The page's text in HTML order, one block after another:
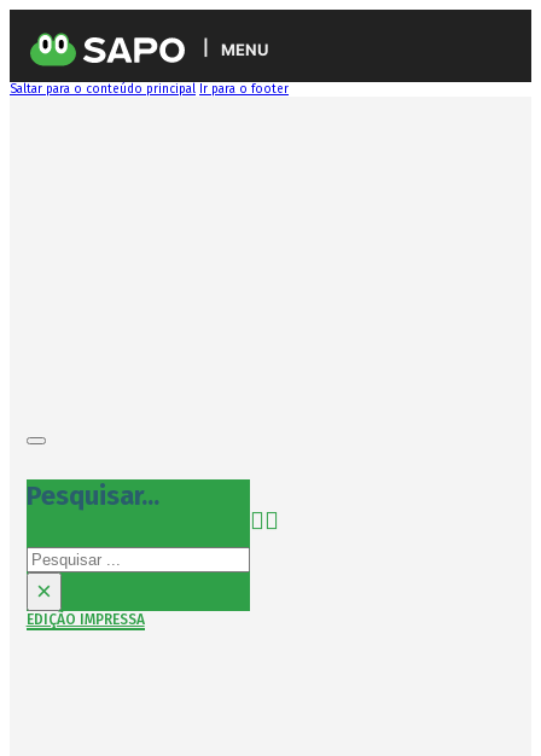
MENU
Saltar para o conteúdo principal Ir para o footer
Pesquisar...
Pesquisar
×
EDIÇÃO IMPRESSA